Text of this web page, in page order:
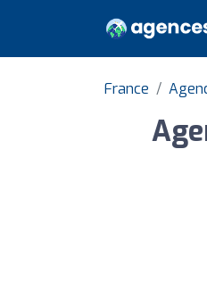
France